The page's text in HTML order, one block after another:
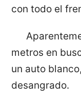
con todo el
metros en
un auto
desangrado.